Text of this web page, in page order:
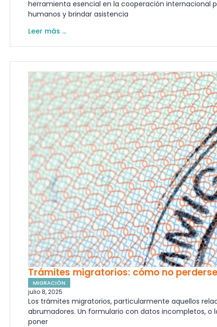
herramienta esencial en la cooperación internacional
humanos y brindar asistencia
Leer más ...
Trámites migratorios: cómo no
MIGRACIÓN
julio 8, 2025
Los trámites migratorios, particularmente aquellos
abrumadores. Un formulario con datos incompletos,
poner